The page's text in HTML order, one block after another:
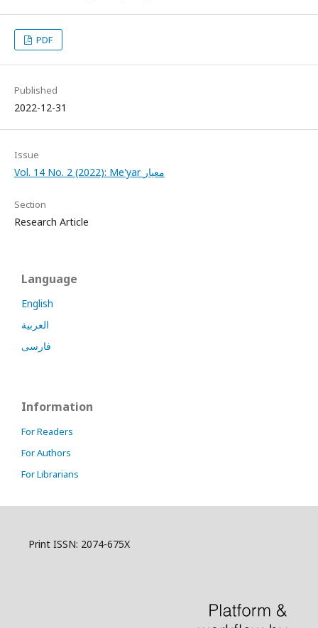
PDF
Published
2022-12-31
Issue
Vol. 14 No. 2 (2022): Me'yar معیار
Section
Research Article
Language
English
العربية
فارسی
Information
For Readers
For Authors
For Librarians
Print ISSN: 2074-675X